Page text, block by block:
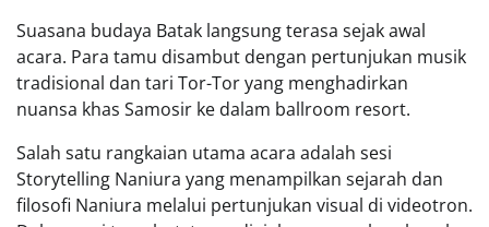
Suasana budaya Batak langsung terasa sejak awal
acara. Para tamu disambut dengan pertunjukan musik
tradisional dan tari Tor-Tor yang menghadirkan
nuansa khas Samosir ke dalam ballroom resort.
Salah satu rangkaian utama acara adalah sesi
Storytelling Naniura yang menampilkan sejarah dan
filosofi Naniura melalui pertunjukan visual di videotron.